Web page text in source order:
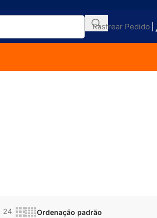
Rastrear Pedido
24